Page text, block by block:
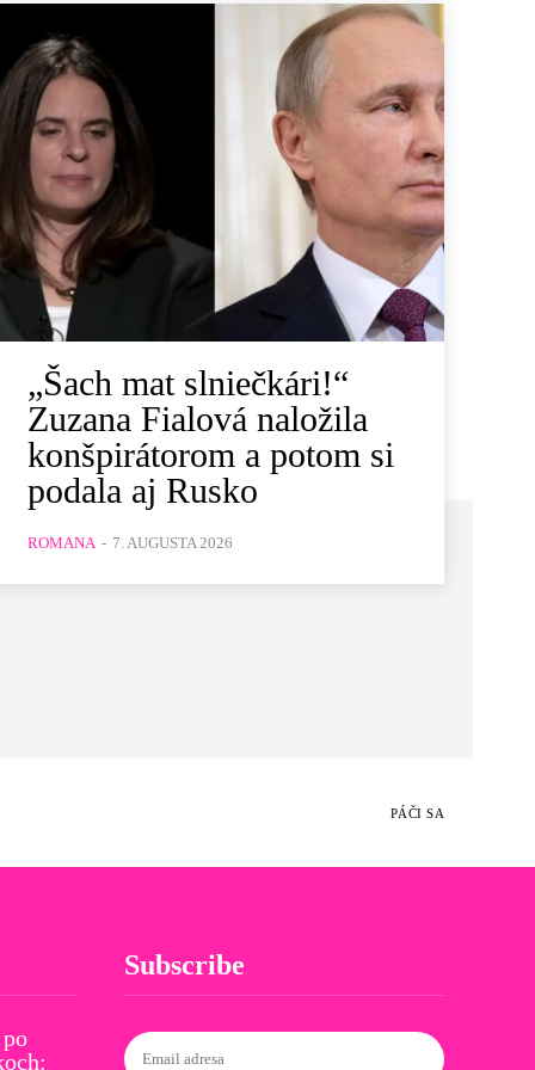
„Šach mat slniečkári!“
Zuzana Fialová naložila
konšpirátorom a potom si
podala aj Rusko
ROMANA - 7. AUGUSTA 2026
PÁČI SA
Subscribe